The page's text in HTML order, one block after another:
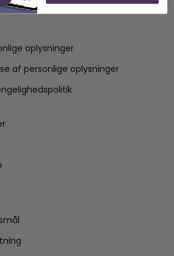
oplysninger
af personlige oplysninger